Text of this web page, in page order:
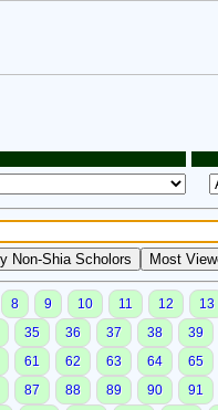
8 9 10 11 12
13
35 36 37 38
39
61 62 63 64
65
87 88 89 90
91